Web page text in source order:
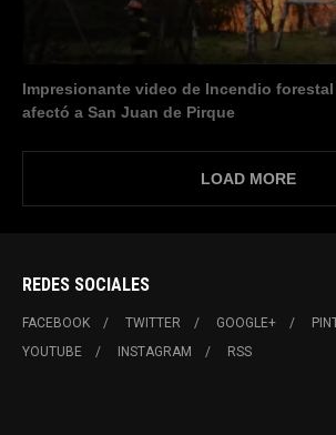
Impresionante video de Incendio
afectó a San Juan de Pirque
LOAD MORE
REDES SOCIALES
FACEBOOK TWITTER GOOGLE+
YOUTUBE
INSTAGRAM RSS